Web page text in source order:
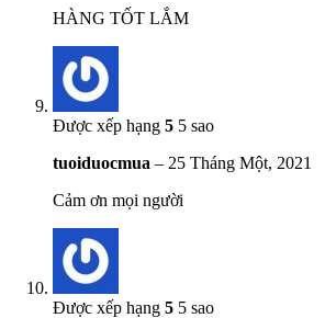
HÀNG TỐT LẮM
Được xếp hạng 5 5 sao
tuoiduocmua – 25 Tháng Một, 2021
Cảm ơn mọi người
Được xếp hạng 5 5 sao